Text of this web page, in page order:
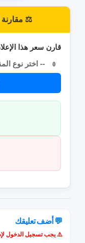
⚖️ مقارنة
قارن سعر هذا
-- اختر نوع
0
💬 أضف تعليقك
⚠️ يجب تسجيل الدخول